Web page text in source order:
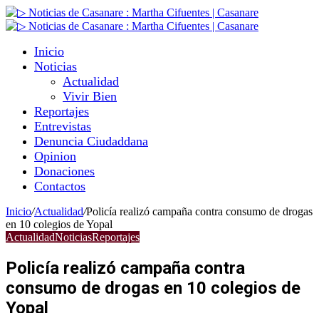
Inicio
Noticias
Actualidad
Vivir Bien
Reportajes
Entrevistas
Denuncia Ciudaddana
Opinion
Donaciones
Contactos
Inicio/Actualidad/Policía realizó campaña contra consumo de drogas
en 10 colegios de Yopal
ActualidadNoticiasReportajes
Policía realizó campaña contra
consumo de drogas en 10 colegios de
Yopal